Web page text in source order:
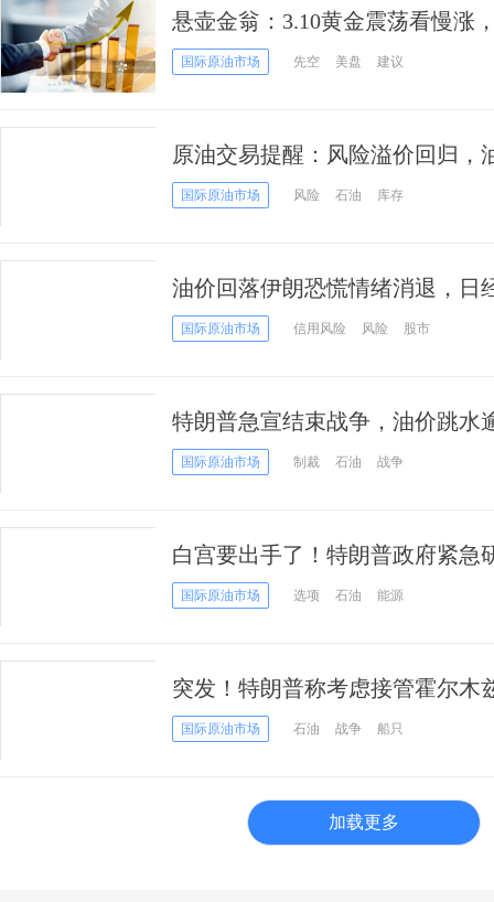
悬壶金翁：3.10黄金震荡看慢涨
国际原油市场 先空 美盘 建议
原油交易提醒：风险溢价回归，
国际原油市场 风险 石油 库存
油价回落伊朗恐慌情绪消退，日
国际原油市场 信用风险 风险 股市
特朗普急宣结束战争，油价跳水
成新威胁
国际原油市场 制裁 石油 战争
白宫要出手了！特朗普政府紧急
涨幅由31%骤降至3%
国际原油市场 选项 石油 能源
突发！特朗普称考虑接管霍尔木
下”日内振幅达超40%
国际原油市场 石油 战争 船只
加载更多